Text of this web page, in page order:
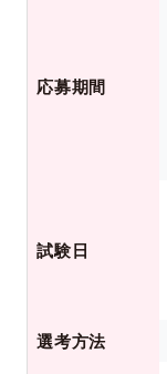
応募期間
試験日
選考方法